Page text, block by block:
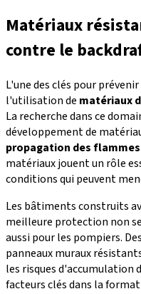
Matériaux
contre le
L'une des clés pour prévenir
l'utilisation de matériaux
La recherche dans ce
développement de
propagation des
matériaux jouent un rôle
conditions qui peuvent
Les bâtiments construits
meilleure protection non
aussi pour les pompiers. Des
panneaux muraux
les risques d'accumulation
facteurs clés dans la